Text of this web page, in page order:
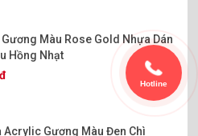
Màu
Màu Rose Gold Nhựa Dán
Hồng Nhạt
Acrylic Gương Màu Đen Chì
Hotline